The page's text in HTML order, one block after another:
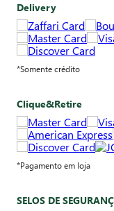
Delivery
*Somente crédito
Clique&Retire
*Pagamento em loja
SELOS DE